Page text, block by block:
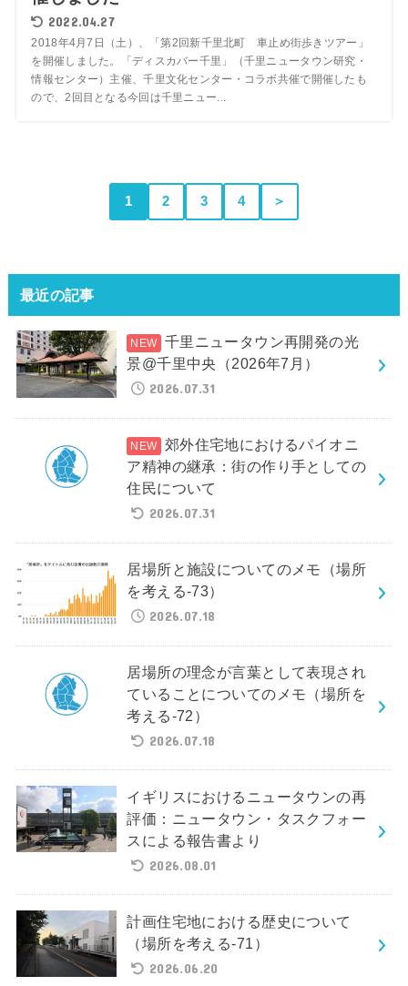
2022.04.27
2018年4月7日（土）、「第2回新千里北町 車止め街歩きツアー」
を開催しました。「ディスカバー千里」（千里ニュータウン研究・
情報センター）主催、千里文化センター・コラボ共催で開催したも
ので、2回目となる今回は千里ニュー...
1 2 3 4 ＞
最近の記事
千里ニュータウン再開発の光
景@千里中央（2026年7月）
2026.07.31
郊外住宅地におけるパイオニ
ア精神の継承：街の作り手としての
住民について
2026.07.31
居場所と施設についてのメモ（場所
を考える-73）
2026.07.18
居場所の理念が言葉として表現され
ていることについてのメモ（場所を
考える-72）
2026.07.18
イギリスにおけるニュータウンの再
評価：ニュータウン・タスクフォー
スによる報告書より
2026.08.01
計画住宅地における歴史について
（場所を考える-71）
2026.06.20